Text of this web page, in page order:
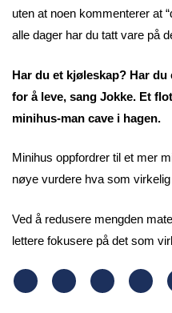
uten at noen kommenterer at
alle dager har du tatt vare på
Har du et kjøleskap? Har
for å leve, sang Jokke. Et
minihus-man cave i hagen.
Minihus oppfordrer til et mer
nøye vurdere hva som
Ved å redusere mengden
lettere fokusere på det som